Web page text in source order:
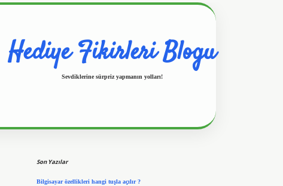
Hediye Fikirleri Blogu
Sevdiklerine sürpriz yapmanın yolları!
Son Yazılar
Bilgisayar özellikleri hangi tuşla açılır ?